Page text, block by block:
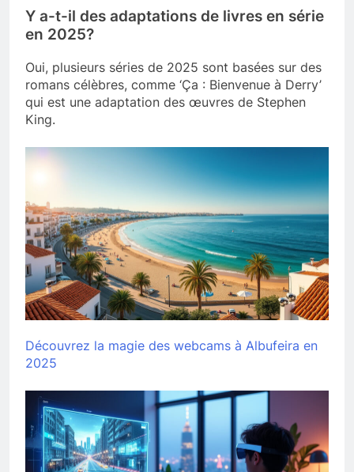
Y a-t-il des adaptations de livres en série
en 2025?
Oui, plusieurs séries de 2025 sont basées sur des
romans célèbres, comme ‘Ça : Bienvenue à Derry’
qui est une adaptation des œuvres de Stephen
King.
Découvrez la magie des webcams à Albufeira en
2025